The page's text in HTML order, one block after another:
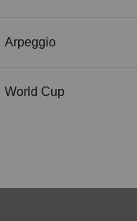
Arpeggio
World Cup